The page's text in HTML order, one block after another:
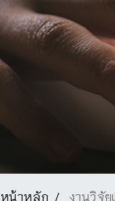
หน้าหลัก งานวิจั